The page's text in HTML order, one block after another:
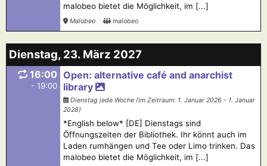
malobeo bietet die Möglichkeit, im [...]
Malobeo malobeo
Dienstag, 23. März 2027
16:00
- 19:00
Open: alternative café and anarchist
library
Dienstag jede Woche (Im Zeitraum: 1. Januar 2026 - 1. Januar
2028)
*English below* [DE] Dienstags sind
Öffnungszeiten der Bibliothek. Ihr könnt auch im
Laden rumhängen und Tee oder Limo trinken. Das
malobeo bietet die Möglichkeit, im [...]